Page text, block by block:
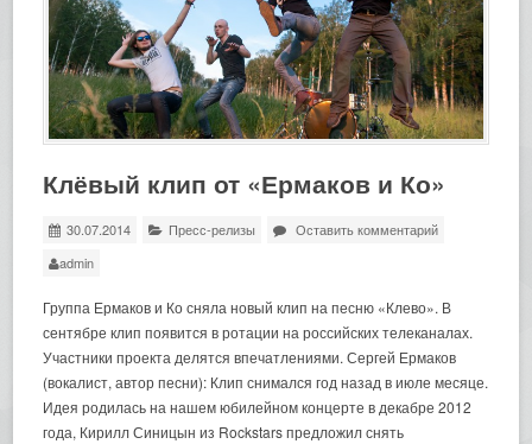
Клёвый клип от «Ермаков и Ко»
30.07.2014 Пресс-релизы
Оставить комментарий
admin
Группа Ермаков и Ко сняла новый клип на песню «Клево». В
сентябре клип появится в ротации на российских телеканалах.
Участники проекта делятся впечатлениями. Сергей Ермаков
(вокалист, автор песни): Клип снимался год назад в июле месяце.
Идея родилась на нашем юбилейном концерте в декабре 2012
года, Кирилл Синицын из Rockstars предложил снять